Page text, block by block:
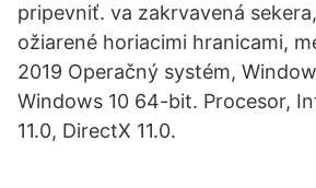
pripevniť. va zakrvavená
ožiarené horiacimi hranicami,
2019 Operačný systém,
Windows 10 64-bit. Procesor,
11.0, DirectX 11.0.